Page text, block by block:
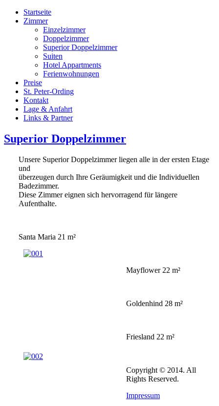
Startseite
Zimmer
Einzelzimmer
Doppelzimmer
Superior Doppelzimmer
Suiten
Hotel Appartments
Ferienwohnungen
Preise
St. Peter-Ording
Kontakt
Lage & Anfahrt
Links & Partner
Superior Doppelzimmer
Unsere Superior Doppelzimmer liegen alle in der ersten Etage
und
überzeugen durch Ihre Geräumigkeit und die Individuellen
Badezimmer.
Diese Zimmer eignen sich hervorragend für längere
Aufenthalte.
Santa Maria 21 m²
Mayflower 22 m²
Goldenhind 28 m²
Friesland 22 m²
Copyright © 2014. All
Rights Reserved.
Impressum